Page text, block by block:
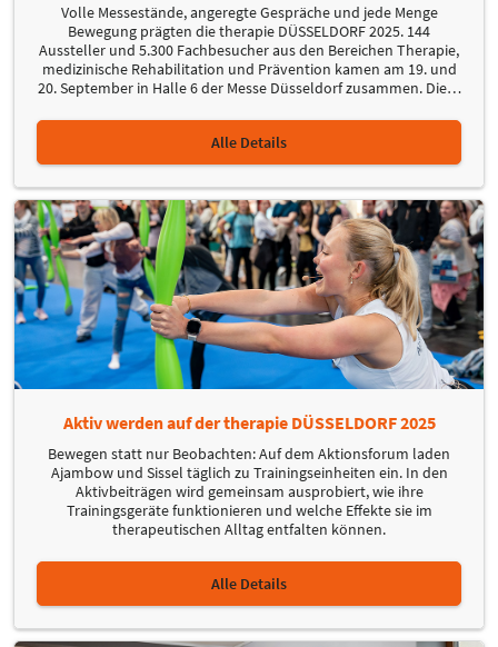
Volle Messestände, angeregte Gespräche und jede Menge
Bewegung prägten die therapie DÜSSELDORF 2025. 144
Aussteller und 5.300 Fachbesucher aus den Bereichen Therapie,
medizinische Rehabilitation und Prävention kamen am 19. und
20. September in Halle 6 der Messe Düsseldorf zusammen. Die…
Alle Details
Aktiv werden auf der therapie DÜSSELDORF 2025
Bewegen statt nur Beobachten: Auf dem Aktionsforum laden
Ajambow und Sissel täglich zu Trainingseinheiten ein. In den
Aktivbeiträgen wird gemeinsam ausprobiert, wie ihre
Trainingsgeräte funktionieren und welche Effekte sie im
therapeutischen Alltag entfalten können.
Alle Details